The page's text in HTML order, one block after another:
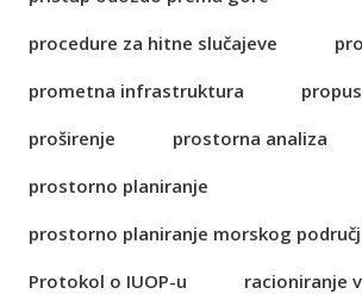
procedure za hitne slučajeve
prometna infrastruktura
proširenje
prostorna analiza
prostorno planiranje
prostorno planiranje morskog
Protokol o IUOP-u
racioniranje